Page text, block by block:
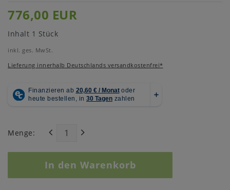
776,00 EUR
Inhalt 1 Stück
inkl. ges. MwSt.
Lieferung innerhalb Deutschlands versandkostenfrei*
Menge:
In den Warenkorb